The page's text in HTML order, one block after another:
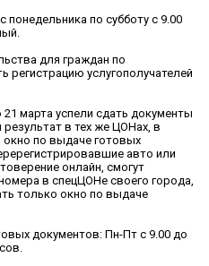
по субботу с 9.00
для граждан по
регистрацию услугополучателей
марта успели сдать документы
в тех же ЦОНах, в
окно по выдаче готовых
авто или
онлайн, смогут
в спецЦОНе своего города,
только окно по выдаче
документов: Пн-Пт с 9.00 до